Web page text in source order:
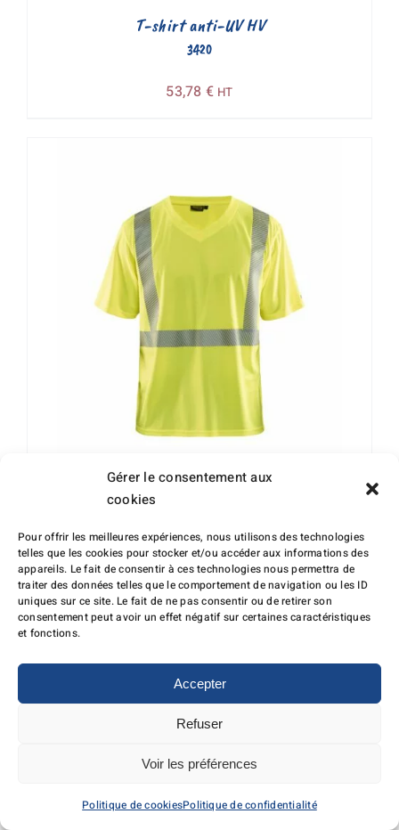
Gérer le consentement aux
cookies
Pour offrir les meilleures expériences, nous utilisons des technologies
telles que les cookies pour stocker et/ou accéder aux informations des
appareils. Le fait de consentir à ces technologies nous permettra de
traiter des données telles que le comportement de navigation ou les ID
uniques sur ce site. Le fait de ne pas consentir ou de retirer son
consentement peut avoir un effet négatif sur certaines caractéristiques
et fonctions.
Accepter
Refuser
Voir les préférences
Politique de cookiesPolitique de confidentialité
3420
T-shirt anti-UV HV
53,78 € HT
3386
T-shirt anti-UV Haute-Visibilité
56,14€–66,72€Plage
de
56,14 €
HT